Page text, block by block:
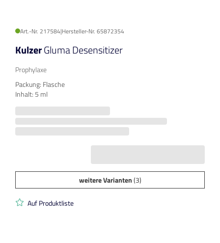
Art.-Nr. 217584|Hersteller-Nr. 65872354
KulzerGluma Desensitizer
Prophylaxe
Packung: Flasche
Inhalt: 5 ml
weitere Varianten(3)
Auf Produktliste